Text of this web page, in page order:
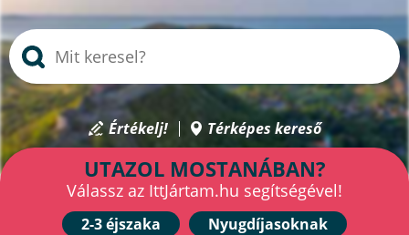
Értékelj! Térképes kereső
UTAZOL MOSTANÁBAN?
Válassz az IttJártam.hu segítségével!
2-3 éjszaka
Nyugdíjasoknak